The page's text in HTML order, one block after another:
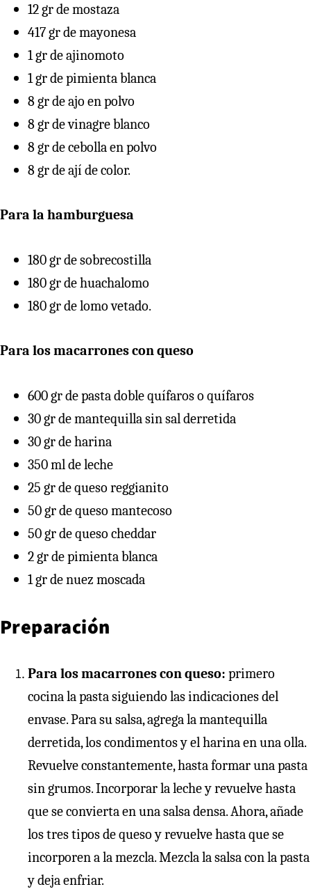
12 gr de mostaza
417 gr de mayonesa
1 gr de ajinomoto
1 gr de pimienta blanca
8 gr de ajo en polvo
8 gr de vinagre blanco
8 gr de cebolla en polvo
8 gr de ají de color.
Para la hamburguesa
180 gr de sobrecostilla
180 gr de huachalomo
180 gr de lomo vetado.
Para los macarrones con queso
600 gr de pasta doble quífaros o quífaros
30 gr de mantequilla sin sal derretida
30 gr de harina
350 ml de leche
25 gr de queso reggianito
50 gr de queso mantecoso
50 gr de queso cheddar
2 gr de pimienta blanca
1 gr de nuez moscada
Preparación
Para los macarrones con queso: primero
cocina la pasta siguiendo las indicaciones del
envase. Para su salsa, agrega la mantequilla
derretida, los condimentos y el harina en una olla.
Revuelve constantemente, hasta formar una pasta
sin grumos. Incorporar la leche y revuelve hasta
que se convierta en una salsa densa. Ahora, añade
los tres tipos de queso y revuelve hasta que se
incorporen a la mezcla. Mezcla la salsa con la pasta
y deja enfriar.